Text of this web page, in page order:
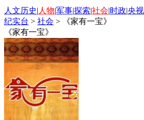
人文历史| 人物|军事|探索|社会|时政|央
纪实台 > 社会 >
《家有一宝》
《家有一宝》